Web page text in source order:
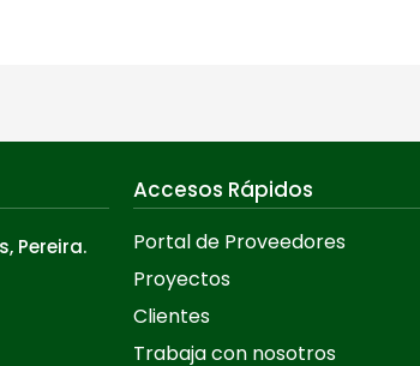
Pereira.
Accesos Rápidos
Portal de Proveedores
Proyectos
Clientes
Trabaja con nosotros